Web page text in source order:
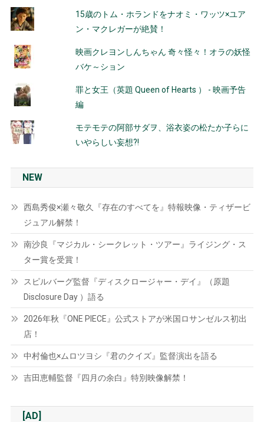
15歳のトム・ホランドをナオミ・ワッツ×ユア
ン・マクレガーが絶賛！
映画クレヨンしんちゃん 奇々怪々！オラの妖怪
バケ～ション
罪と女王（英題 Queen of Hearts ） - 映画予告
編
モテモテの阿部サダヲ、浴衣姿の松たか子らに
いやらしい妄想?!
NEW
西島秀俊×瀬々敬久『存在のすべてを』特報映像・ティザービ
ジュアル解禁！
南沙良『マジカル・シークレット・ツアー』ライジング・ス
ター賞を受賞！
スピルバーグ監督『ディスクロージャー・デイ』（原題
Disclosure Day ）語る
2026年秋『ONE PIECE』公式ストアが米国ロサンゼルス初出
店！
中村倫也×ムロツヨシ『君のクイズ』監督演出を語る
吉田恵輔監督『四月の余白』特別映像解禁！
[AD]